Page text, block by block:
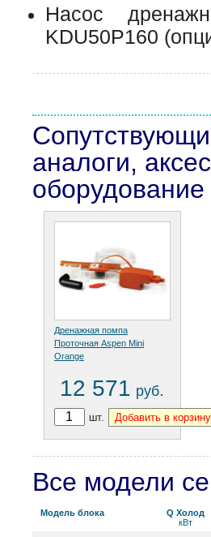
Насос
KDU50P160
аналоги,
оборудование
Дренажная помпа
Проточная Aspen Mini
Orange
12 571 руб.
шт.
Все модели
Модель блока
Q Холод
кВт